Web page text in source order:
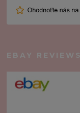
EBAY REVIEWS